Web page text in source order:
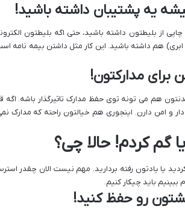
یه پشتیبان داشته باشید!
از بلیطتون داشته باشید، حتی اگه بلیطتون
هم داشته باشید. این کار مثل داشتن بیمه نامه
مدارکتون!
هم می تونه توی حفظ مدارک تاثیرگذار باشه. اگه
و امن دارن. اینجوری هم خیالتون راحته که مدارک
گم کردم! حالا چی؟
یا یادتون رفته بردارید. مهم نیست الان چقدر
باید چیکار کنیم.
رو حفظ کنید!